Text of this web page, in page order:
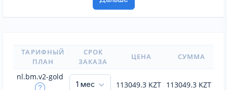
ТАРИФНЫЙ
ПЛАН
СРОК
ЗАКАЗА
ЦЕНА СУММА
nl.bm.v2-gold
113049.3 KZT 113049.3 KZT